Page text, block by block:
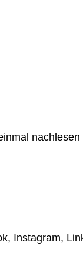
nachlesen
Instagram,